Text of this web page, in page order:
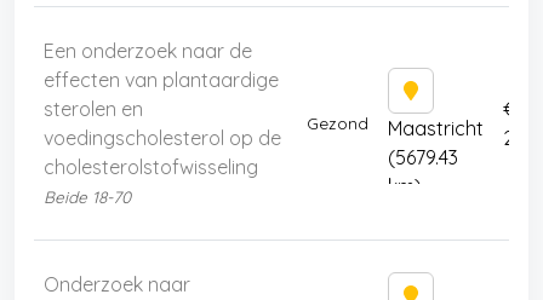
Een onderzoek naar de
effecten van plantaardige
sterolen en
voedingscholesterol op de
cholesterolstofwisseling
Beide 18-70
Gezond
Maastricht
(5679.43
km)
€
225
Onderzoek naar